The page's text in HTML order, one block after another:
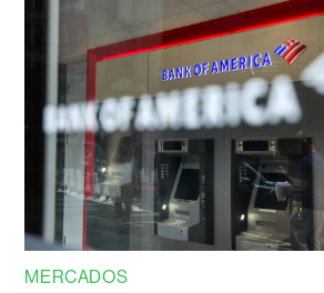
MERCADOS